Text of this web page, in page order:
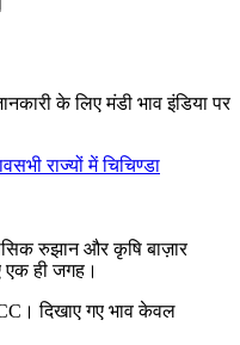
के लिए मंडी भाव इंडिया पर
सभी राज्यों में चिचिण्डा
रुझान और कृषि बाज़ार
एक ही जगह।
दिखाए गए भाव केवल